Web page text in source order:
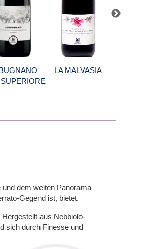
LA MALVASIA
dem weiten Panorama
Gegend ist, bietet.
aus Nebbiolo-
sich durch Finesse und